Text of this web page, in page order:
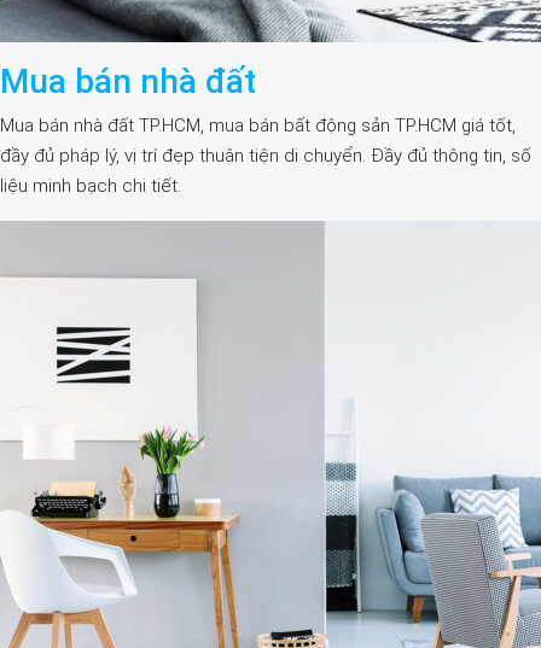
Mua bán nhà đất
Mua bán nhà đất TP.HCM, mua bán bất động sản TP.HCM giá tốt,
đầy đủ pháp lý, vị trí đẹp thuận tiện di chuyển. Đầy đủ thông tin, số
liệu minh bạch chi tiết.